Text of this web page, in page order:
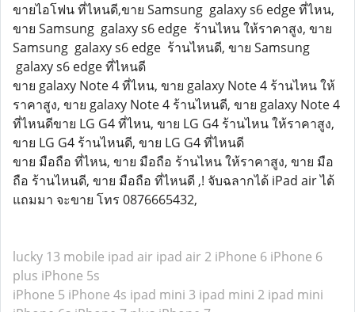
ขายไอโฟน ที่ไหนดี,ขาย Samsung galaxy s6 edge ที่ไหน,
ขาย Samsung galaxy s6 edge ร้านไหน ให้ราคาสูง, ขาย
Samsung galaxy s6 edge ร้านไหนดี, ขาย Samsung
galaxy s6 edge ที่ไหนดี
ขาย galaxy Note 4 ที่ไหน, ขาย galaxy Note 4 ร้านไหน ให้
ราคาสูง, ขาย galaxy Note 4 ร้านไหนดี, ขาย galaxy Note 4
ที่ไหนดีขาย LG G4 ที่ไหน, ขาย LG G4 ร้านไหน ให้ราคาสูง,
ขาย LG G4 ร้านไหนดี, ขาย LG G4 ที่ไหนดี
ขาย มือถือ ที่ไหน, ขาย มือถือ ร้านไหน ให้ราคาสูง, ขาย มือ
ถือ ร้านไหนดี, ขาย มือถือ ที่ไหนดี ,! จับฉลากได้ iPad air ได้
แถมมา จะขาย โทร 0876665432,
lucky 13 mobile ipad air ipad air 2 iPhone 6 iPhone 6
plus iPhone 5s
iPhone 5 iPhone 4s ipad mini 3 ipad mini 2 ipad mini